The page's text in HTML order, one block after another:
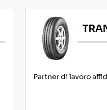
Partner di lavoro